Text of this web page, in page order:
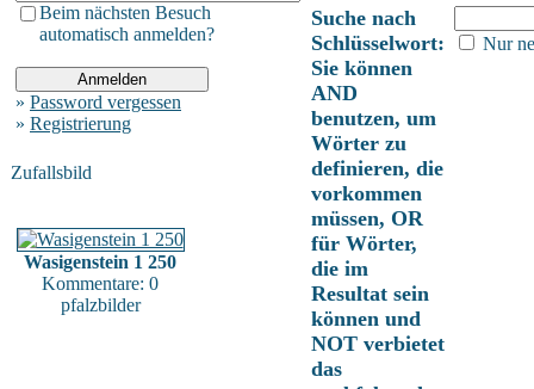
Beim nächsten Besuch
automatisch anmelden?
» Password vergessen
» Registrierung
Zufallsbild
Wasigenstein 1 250
Kommentare: 0
pfalzbilder
Suche nach
Schlüsselwort:
Sie können
AND
benutzen, um
Wörter zu
definieren, die
vorkommen
müssen, OR
für Wörter,
die im
Resultat sein
können und
NOT verbietet
das
Nur